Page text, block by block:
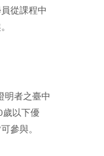
從課程中
明者之臺中
歲以下優
參與。